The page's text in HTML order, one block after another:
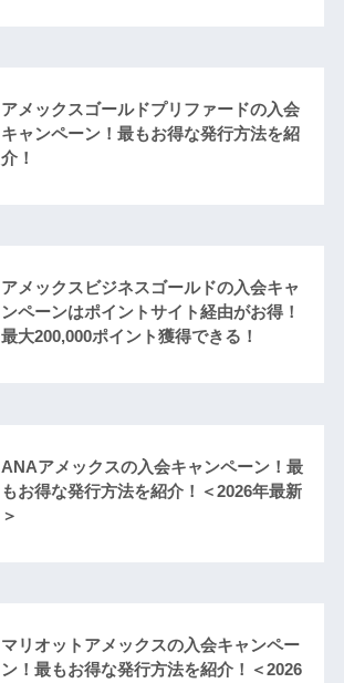
アメックスゴールドプリファードの入会
キャンペーン！最もお得な発行方法を紹
介！
アメックスビジネスゴールドの入会キャ
ンペーンはポイントサイト経由がお得！
最大200,000ポイント獲得できる！
ANAアメックスの入会キャンペーン！最
もお得な発行方法を紹介！＜2026年最新
＞
マリオットアメックスの入会キャンペー
ン！最もお得な発行方法を紹介！＜2026